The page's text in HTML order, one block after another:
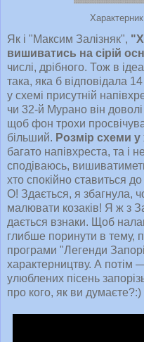
Як і "Максим Залізняк",
вишиватись на сірій
числі, дрібного. Тож в
така, яка б відповідала
у схемі присутній
чи 32-й Мурано він
щоб фон трохи
більший. Розмір схеми у
багато напівхреста, та і
сподіваюсь,
хто спокійно ставиться
О! Здається, я збагнула,
малювати козаків! Я ж з
дається взнаки. Щоб
глибше поринути в тему,
програми "Легенди
характерництву. А потім
улюблених пісень
про кого, як ви думаєте?:)